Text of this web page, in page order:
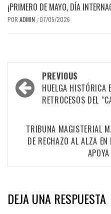
¡PRIMERO DE MAYO, DÍA
POR ADMIN /07/05/2026
Post
navigation
PREVIOUS
HUELGA HISTÓRICA
RETROCESOS DEL
TRIBUNA MAGISTERIAL
DE RECHAZO AL ALZA
DEJA UNA RESPUESTA